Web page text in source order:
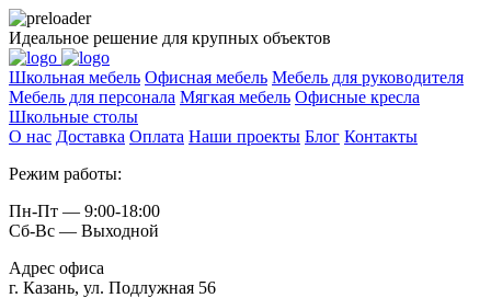
Идеальное решение для крупных объектов
Школьная мебель Офисная мебель Мебель для руководителя
Мебель для персонала Мягкая мебель Офисные кресла
Школьные cтолы
О нас Доставка Оплата Наши проекты Блог Контакты
Режим работы:
Пн-Пт — 9:00-18:00
Сб-Вс — Выходной
Адрес офиса
г. Казань, ул. Подлужная 56